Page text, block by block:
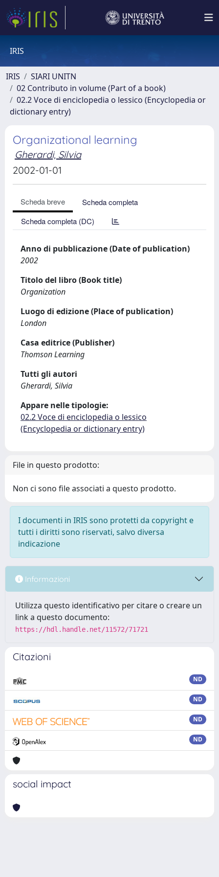
IRIS
IRIS
SIARI UNITN
02 Contributo in volume (Part of a book)
02.2 Voce di enciclopedia o lessico (Encyclopedia or
dictionary entry)
Organizational learning
Gherardi, Silvia
2002-01-01
Scheda breve
Scheda completa
Scheda completa (DC)
Anno di pubblicazione (Date of publication)
2002
Titolo del libro (Book title)
Organization
Luogo di edizione (Place of publication)
London
Casa editrice (Publisher)
Thomson Learning
Tutti gli autori
Gherardi, Silvia
Appare nelle tipologie:
02.2 Voce di enciclopedia o lessico
(Encyclopedia or dictionary entry)
File in questo prodotto:
Non ci sono file associati a questo prodotto.
I documenti in IRIS sono protetti da copyright e
tutti i diritti sono riservati, salvo diversa
indicazione
Informazioni
Utilizza questo identificativo per citare o creare un
link a questo documento:
https://hdl.handle.net/11572/71721
Citazioni
ND
ND
ND
ND
social impact